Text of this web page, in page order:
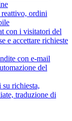
ordini
con i visitatori del
e accettare richieste
con e-mail
del
su richiesta,
traduzione di